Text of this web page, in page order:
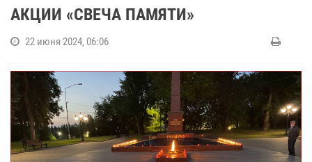
АКЦИИ «СВЕЧА ПАМЯТИ»
22 июня 2024, 06:06